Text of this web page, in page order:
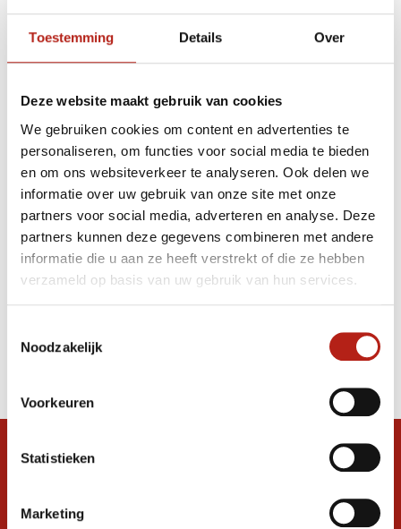
Toestemming Details Over
Deze website maakt gebruik van cookies
We gebruiken cookies om content en advertenties te
personaliseren, om functies voor social media te bieden
en om ons websiteverkeer te analyseren. Ook delen we
informatie over uw gebruik van onze site met onze
partners voor social media, adverteren en analyse. Deze
partners kunnen deze gegevens combineren met andere
informatie die u aan ze heeft verstrekt of die ze hebben
verzameld op basis van uw gebruik van hun services.
Noodzakelijk
Voorkeuren
Statistieken
Marketing
Ook voor diversen beschermers heeft u bij ons een
grote keus. Zorg ervoor dat u goed beschermt bent
kunnen genieten van uw sport. Ook zijn er diversen
oefenwapens waarmee realistisch maar toch ook veilig
getraind kan worden.
Jiu Jitsu spullen? Best Fightshop!
Snel antwoord op je vraag?